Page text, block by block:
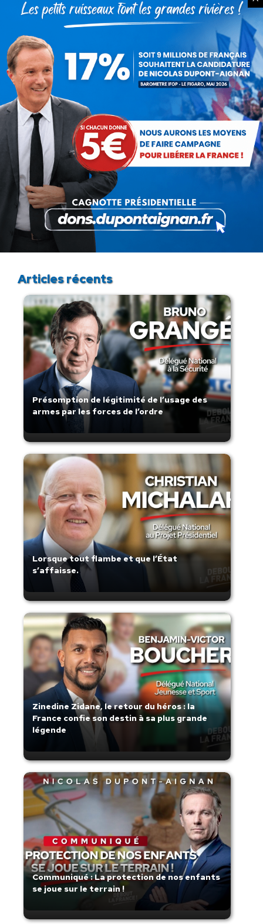
Service militaire : à quand des
mesures sérieuses et
28 novembre 2025
Budget : l’imposture de trop.
La destitution au plus tôt !
24 novembre 2025
Rechercher
Recherche
Articles récents
Présomption de légitimité de l’usage des
armes par les forces de l’ordre
Lorsque tout flambe et que l’État
s’affaisse.
Zinedine Zidane, le retour du héros : la
France confie son destin à sa plus grande
légende
Communiqué : La protection de nos enfants
se joue sur le terrain !